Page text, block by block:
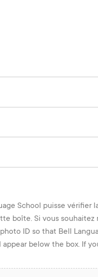
School puisse vérifier
boîte. Si vous
ID so that Bell
below the box. If